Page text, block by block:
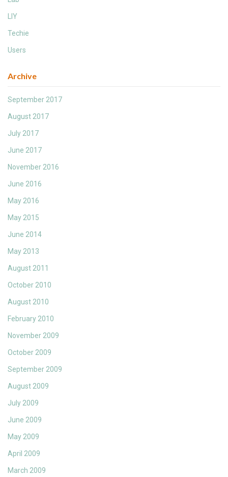
LIY
Techie
Users
Archive
September 2017
August 2017
July 2017
June 2017
November 2016
June 2016
May 2016
May 2015
June 2014
May 2013
August 2011
October 2010
August 2010
February 2010
November 2009
October 2009
September 2009
August 2009
July 2009
June 2009
May 2009
April 2009
March 2009